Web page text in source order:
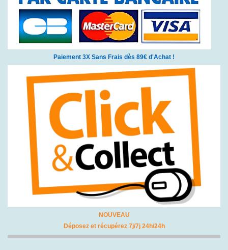
Paiement 3X Sans Frais dès 89€ d'Achat !
NOUVEAU
Déposez et récupérez 7j/7j 24h/24h